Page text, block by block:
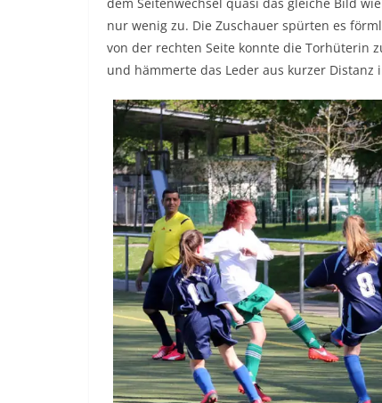
nur wenig zu. Die Zuschauer spürten es
von der rechten Seite konnte die Torhüterin
und hämmerte das Leder aus kurzer Distanz